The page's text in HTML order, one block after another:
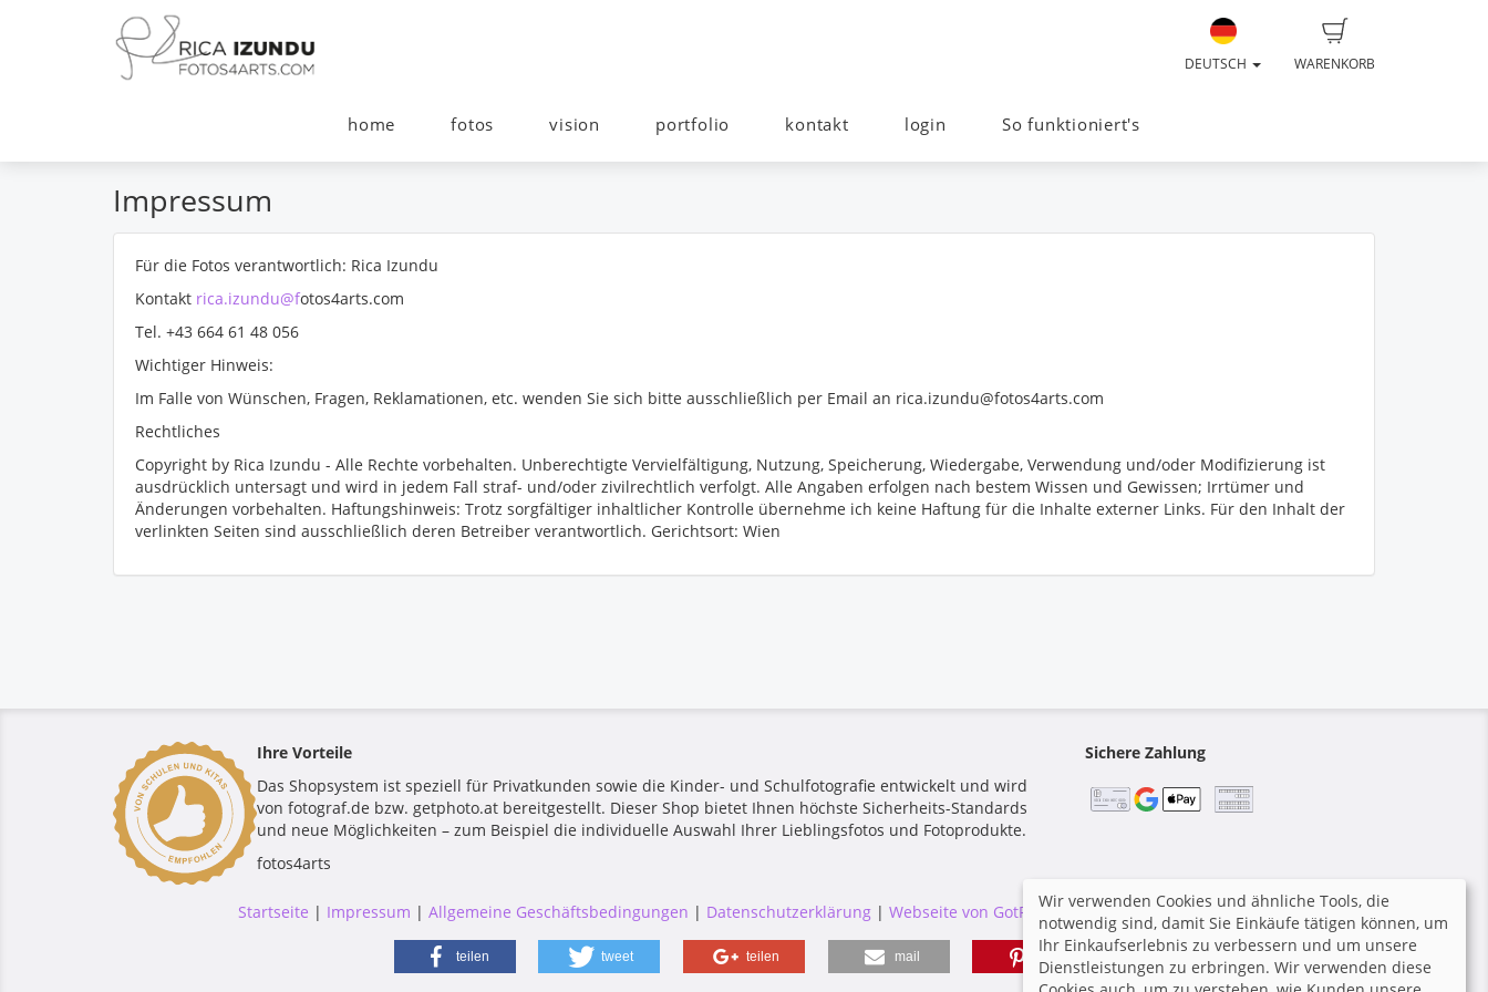
WARENKORB
DEUTSCH
home fotos vision portfolio kontakt login So funktioniert's
Impressum
Für die Fotos verantwortlich: Rica Izundu
Kontakt rica.izundu@fotos4arts.com
Tel. +43 664 61 48 056
Wichtiger Hinweis:
Im Falle von Wünschen, Fragen, Reklamationen, etc. wenden Sie sich bitte ausschließlich per Email an rica.izundu@fotos4arts.com
Rechtliches
Copyright by Rica Izundu - Alle Rechte vorbehalten. Unberechtigte Vervielfältigung, Nutzung, Speicherung, Wiedergabe, Verwendung und/oder Modifizierung ist
ausdrücklich untersagt und wird in jedem Fall straf- und/oder zivilrechtlich verfolgt. Alle Angaben erfolgen nach bestem Wissen und Gewissen; Irrtümer und
Änderungen vorbehalten. Haftungshinweis: Trotz sorgfältiger inhaltlicher Kontrolle übernehme ich keine Haftung für die Inhalte externer Links. Für den Inhalt der
verlinkten Seiten sind ausschließlich deren Betreiber verantwortlich. Gerichtsort: Wien
Ihre Vorteile
Das Shopsystem ist speziell für Privatkunden sowie die Kinder- und Schulfotografie entwickelt und wird
von fotograf.de bzw. getphoto.at bereitgestellt. Dieser Shop bietet Ihnen höchste Sicherheits-Standards
und neue Möglichkeiten – zum Beispiel die individuelle Auswahl Ihrer Lieblingsfotos und Fotoprodukte.
fotos4arts
Sichere Zahlung
Startseite | Impressum | Allgemeine Geschäftsbedingungen | Datenschutzerklärung| Webseite von GotPhoto |
teilen tweet teilen mail
Wir verwenden Cookies und ähnliche Tools, die
notwendig sind, damit Sie Einkäufe tätigen können, um
Ihr Einkaufserlebnis zu verbessern und um unsere
Dienstleistungen zu erbringen. Wir verwenden diese